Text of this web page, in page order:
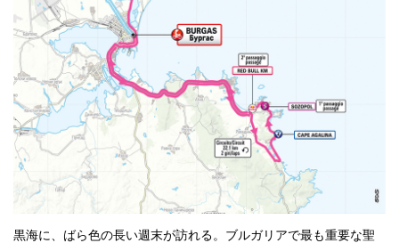
黒海に、ばら色の長い週末が訪れる。ブルガリアで最も重要な聖